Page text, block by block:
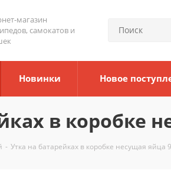
магазин
самокатов и
Новинки Новое
в коробке
- Утка на батарейках в коробке несущая яйца